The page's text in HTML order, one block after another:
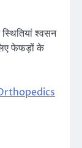
श्वसन
फेफड़ों के